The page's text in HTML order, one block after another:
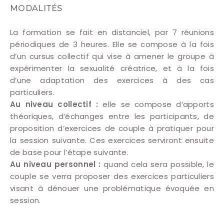
MODALITÉS
La formation se fait en distanciel, par 7 réunions
périodiques de 3 heures. Elle se compose à la fois
d’un cursus collectif qui vise à amener le groupe à
expérimenter la sexualité créatrice, et à la fois
d’une adaptation des exercices à des cas
particuliers.
Au niveau collectif : elle se compose d’apports
théoriques, d’échanges entre les participants, de
proposition d’exercices de couple à pratiquer pour
la session suivante. Ces exercices serviront ensuite
de base pour l’étape suivante.
Au niveau personnel :quand cela sera possible, le
couple se verra proposer des exercices particuliers
visant à dénouer une problématique évoquée en
session.